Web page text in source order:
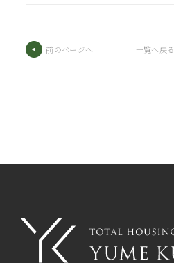
前のページへ 一覧へ戻る